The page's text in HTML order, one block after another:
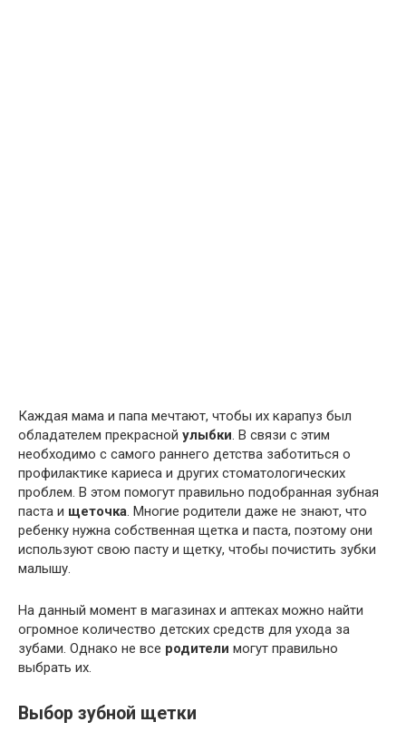
Каждая мама и папа мечтают, чтобы их карапуз был
обладателем прекрасной улыбки. В связи с этим
необходимо с самого раннего детства заботиться о
профилактике кариеса и других стоматологических
проблем. В этом помогут правильно подобранная зубная
паста и щеточка. Многие родители даже не знают, что
ребенку нужна собственная щетка и паста, поэтому они
используют свою пасту и щетку, чтобы почистить зубки
малышу.
На данный момент в магазинах и аптеках можно найти
огромное количество детских средств для ухода за
зубами. Однако не все родители могут правильно
выбрать их.
Выбор зубной щетки